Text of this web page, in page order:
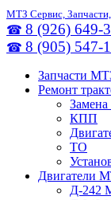
МТЗ Сервис,
☎ 8 (926) 649-
☎ 8 (905) 547-
Запчасти
Ремонт
Замена
КПП
ТО
Двигатели
Д-242